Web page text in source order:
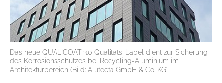
Das neue QUALICOAT 3.0 Qualitäts-Label dient zur Sicherung
des Korrosionsschutzes bei Recycling-Aluminium im
Architekturbereich (Bild: Alutecta GmbH & Co. KG)